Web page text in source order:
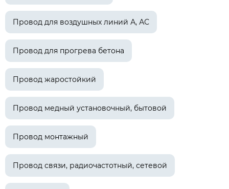
Провод для воздушных линий А, АС
Провод для прогрева бетона
Провод жаростойкий
Провод медный установочный, бытовой
Провод монтажный
Провод связи, радиочастотный, сетевой